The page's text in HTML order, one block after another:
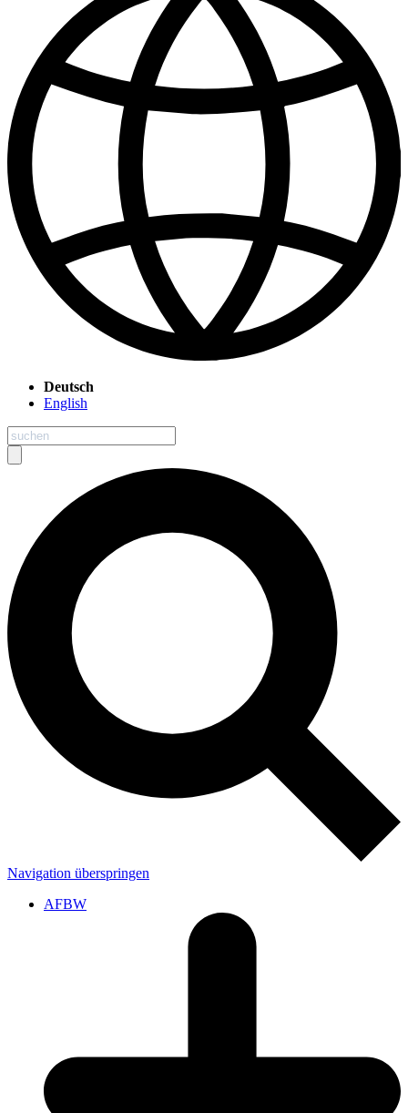
Deutsch
English
Navigation überspringen
AFBW